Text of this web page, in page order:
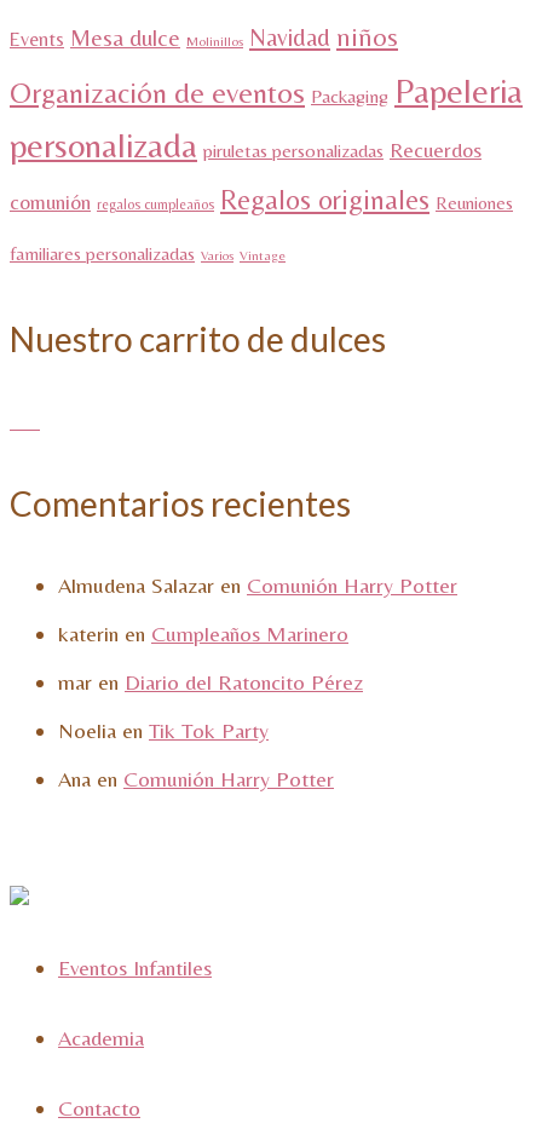
Events Mesa dulce Molinillos Navidad niños
Organización de eventos Packaging Papeleria
personalizada piruletas personalizadas Recuerdos
comunión regalos cumpleaños Regalos originales Reuniones
familiares personalizadas Varios Vintage
Nuestro carrito de dulces
Comentarios recientes
Almudena Salazar en Comunión Harry Potter
katerin en Cumpleaños Marinero
mar en Diario del Ratoncito Pérez
Noelia en Tik Tok Party
Ana en Comunión Harry Potter
Eventos Infantiles
Academia
Contacto